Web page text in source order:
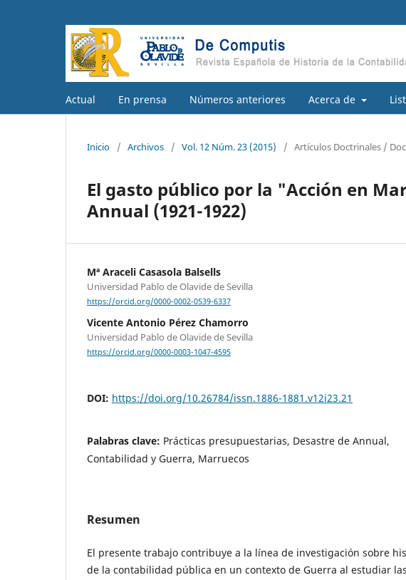
Actual En prensa Números anteriores Acerca de
Inicio / Archivos / Vol. 12 Núm. 23 (2015) / Artículos Doctrinales /
El gasto público por la "Acción en
Annual (1921-1922)
Mª Araceli Casasola Balsells
Universidad Pablo de Olavide de Sevilla
https://orcid.org/0000-0002-0539-6337
Vicente Antonio Pérez Chamorro
Universidad Pablo de Olavide de Sevilla
https://orcid.org/0000-0003-1047-4595
DOI: https://doi.org/10.26784/issn.1886-1881.v12i23.21
Palabras clave: Prácticas presupuestarias, Desastre de Annual,
Contabilidad y Guerra, Marruecos
Resumen
El presente trabajo contribuye a la línea de investigación sobre
de la contabilidad pública en un contexto de Guerra al estudiar las